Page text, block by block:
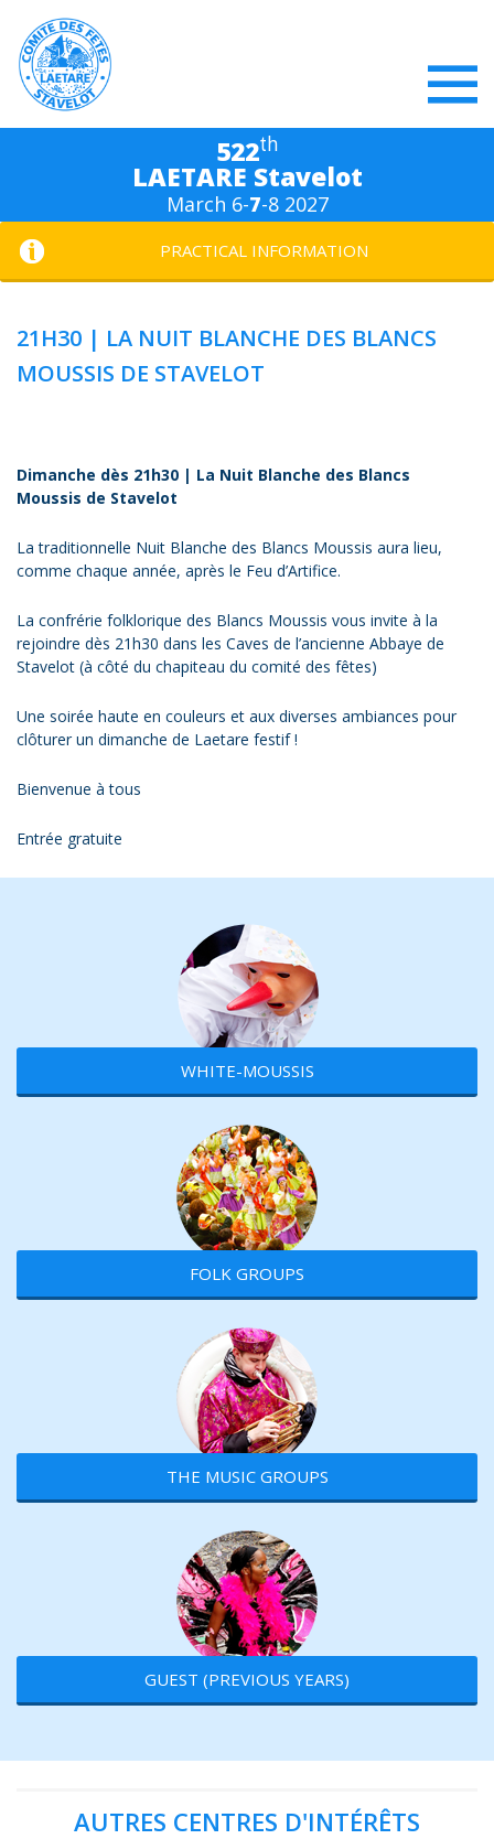
522th
LAETARE Stavelot
March 6-7-8 2027
PRACTICAL INFORMATION
21H30 | LA NUIT BLANCHE DES BLANCS
MOUSSIS DE STAVELOT
Dimanche dès 21h30 | La Nuit Blanche des Blancs
Moussis de Stavelot
La traditionnelle Nuit Blanche des Blancs Moussis aura lieu,
comme chaque année, après le Feu d’Artifice.
La confrérie folklorique des Blancs Moussis vous invite à la
rejoindre dès 21h30 dans les Caves de l’ancienne Abbaye de
Stavelot (à côté du chapiteau du comité des fêtes)
Une soirée haute en couleurs et aux diverses ambiances pour
clôturer un dimanche de Laetare festif !
Bienvenue à tous
Entrée gratuite
WHITE-MOUSSIS
FOLK GROUPS
THE MUSIC GROUPS
GUEST (PREVIOUS YEARS)
AUTRES CENTRES D'INTÉRÊTS